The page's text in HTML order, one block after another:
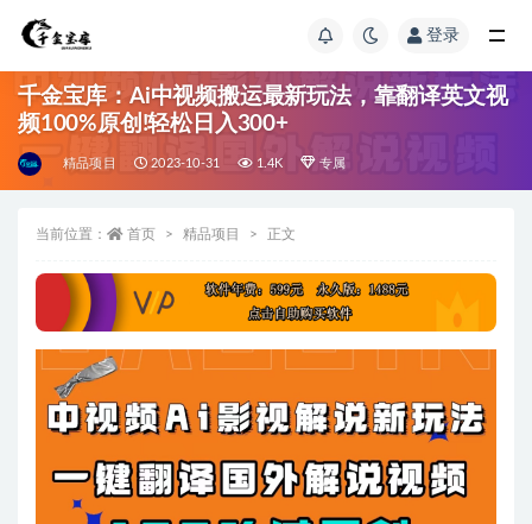
登录
千金宝库：Ai中视频搬运最新玩法，靠翻译英文视
频100%原创!轻松日入300+
精品项目 2023-10-31 1.4K 专属
当前位置： 首页 精品项目 正文